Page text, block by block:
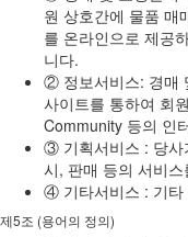
원 상호간에 물품 매
를 온라인으로 제공
니다.
② 정보서비스: 경매
사이트를 통하여 회
Community 등의 인
③ 기획서비스 : 당사
시, 판매 등의 서비
④ 기타서비스 : 기타
제5조 (용어의 정의)